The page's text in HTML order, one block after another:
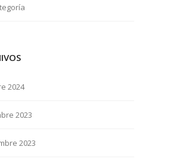
2024
2023
2023